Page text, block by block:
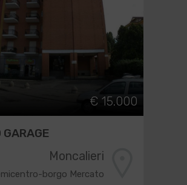
€ 15.000
GARAGE
Moncalieri
borgo Mercato